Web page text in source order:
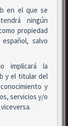
en el que se
ningún
propiedad
salvo
implicará la
y el titular del
y
servicios y/o